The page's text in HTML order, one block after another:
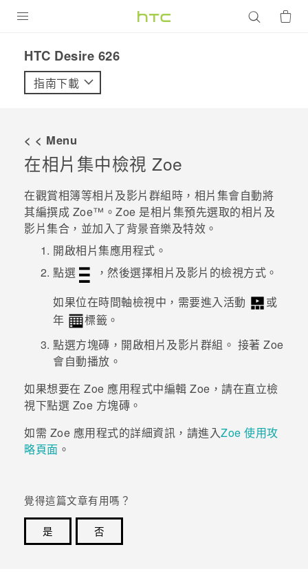
VIVE
配件
優惠專區
焦點訊息
校園專案
企業採購
銷售門市
銷售通路
支援服務
VIVELAND
HTC Desire 626‎
指南下載
< < Menu
在相片集中檢視 Zoe
在觀賞相簿等相片及影片群組時， 相片集會自動將
其編撰成 Zoe™ 。 Zoe 是相片集預先選取的相片及
影片集合，並加入了背景音樂及特效。
開啟相片集應用程式。
點選
，然後選擇相片及影片的檢視方式。
如果位在時間軸檢視中，需要進入活動
或
年
標籤。
點選方塊磚，開啟相片及影片群組。 接著 Zoe
會自動播放。
如果想要在 Zoe 應用程式中編輯 Zoe ，請在直立檢
視下點選 Zoe 方塊磚。
如需 Zoe 應用程式的詳細資訊，請進入Zoe 使用攻
略頁面 。
覺得這篇文章有用嗎？
是
否